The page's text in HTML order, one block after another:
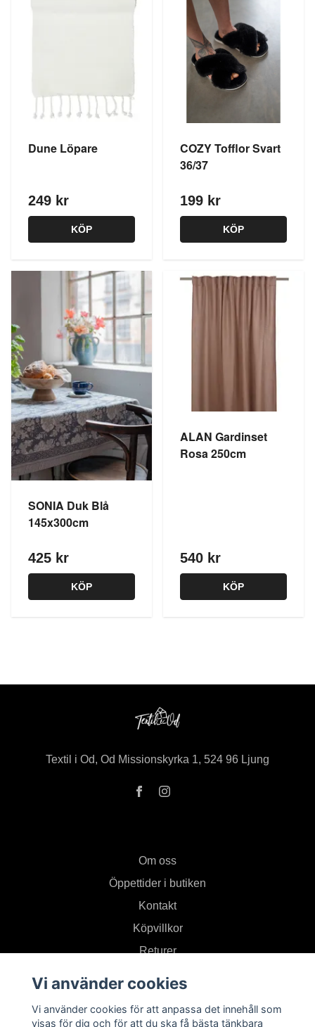
Dune Löpare
249 kr
KÖP
COZY Tofflor Svart
36/37
199 kr
KÖP
SONIA Duk Blå
145x300cm
425 kr
KÖP
ALAN Gardinset
Rosa 250cm
540 kr
KÖP
Textil i Od, Od Missionskyrka 1, 524 96 Ljung
Om oss
Öppettider i butiken
Kontakt
Köpvillkor
Returer
Prenumerera på vårt nyhetsbrev
Vi använder cookies
Vi använder cookies för att anpassa det innehåll som
visas för dig och för att du ska få bästa tänkbara